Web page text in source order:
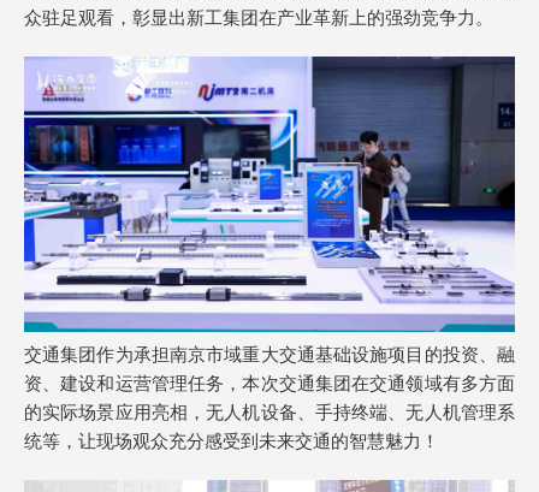
众驻足观看，彰显出新工集团在产业革新上的强劲竞争力。
交通集团作为承担南京市域重大交通基础设施项目的投资、融
资、建设和运营管理任务，本次交通集团在交通领域有多方面
的实际场景应用亮相，无人机设备、手持终端、无人机管理系
统等，让现场观众充分感受到未来交通的智慧魅力！